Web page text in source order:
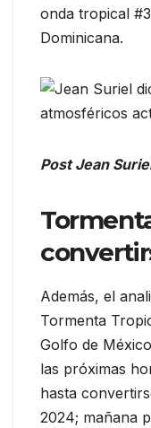
onda tropical
Dominicana.
Post Jean
Además, el
Tormenta
Golfo de
las próximas
hasta
2024; mañana